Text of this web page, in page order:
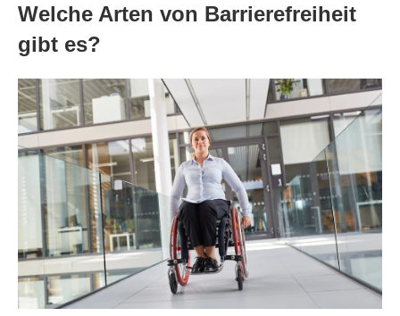
Welche Arten von Barrierefreiheit
gibt es?